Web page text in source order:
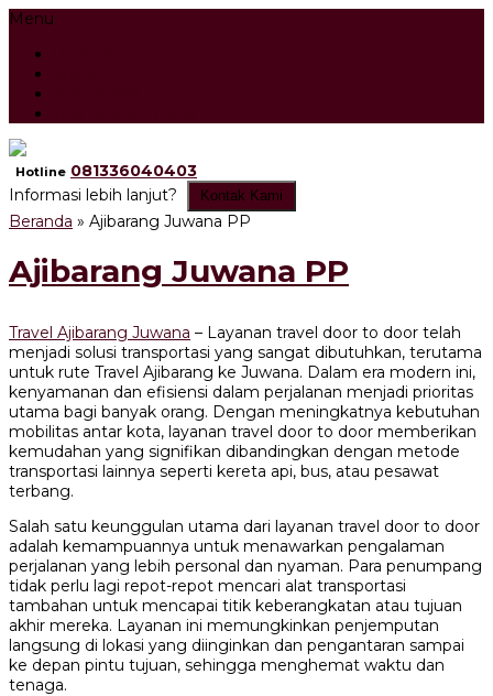
Menu
Hotline 081336040403
Informasi lebih lanjut?
Kontak Kami
Beranda » Ajibarang Juwana PP
Ajibarang Juwana PP
Travel Ajibarang Juwana – Layanan travel door to door telah
menjadi solusi transportasi yang sangat dibutuhkan, terutama
untuk rute Travel Ajibarang ke Juwana. Dalam era modern ini,
kenyamanan dan efisiensi dalam perjalanan menjadi prioritas
utama bagi banyak orang. Dengan meningkatnya kebutuhan
mobilitas antar kota, layanan travel door to door memberikan
kemudahan yang signifikan dibandingkan dengan metode
transportasi lainnya seperti kereta api, bus, atau pesawat
terbang.
Salah satu keunggulan utama dari layanan travel door to door
adalah kemampuannya untuk menawarkan pengalaman
perjalanan yang lebih personal dan nyaman. Para penumpang
tidak perlu lagi repot-repot mencari alat transportasi
tambahan untuk mencapai titik keberangkatan atau tujuan
akhir mereka. Layanan ini memungkinkan penjemputan
langsung di lokasi yang diinginkan dan pengantaran sampai
ke depan pintu tujuan, sehingga menghemat waktu dan
tenaga.